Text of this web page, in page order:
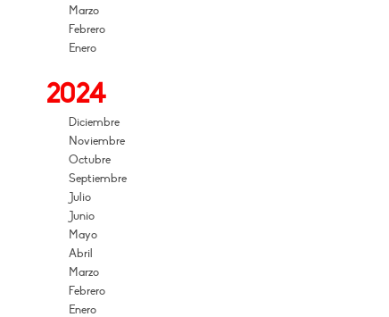
Marzo
Febrero
Enero
2024
Diciembre
Noviembre
Octubre
Septiembre
Julio
Junio
Mayo
Abril
Marzo
Febrero
Enero